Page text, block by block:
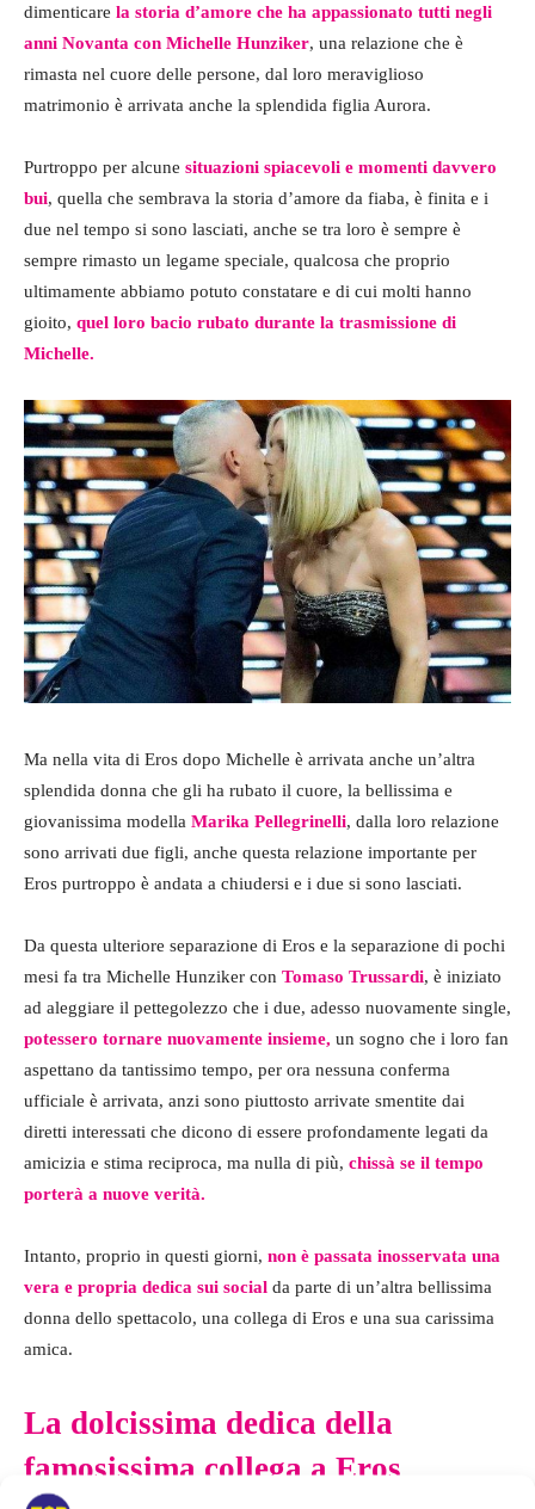
dimenticare la storia d’amore che ha appassionato tutti negli
anni Novanta con Michelle Hunziker, una relazione che è
rimasta nel cuore delle persone, dal loro meraviglioso
matrimonio è arrivata anche la splendida figlia Aurora.
Purtroppo per alcune situazioni spiacevoli e momenti davvero
bui, quella che sembrava la storia d’amore da fiaba, è finita e i
due nel tempo si sono lasciati, anche se tra loro è sempre è
sempre rimasto un legame speciale, qualcosa che proprio
ultimamente abbiamo potuto constatare e di cui molti hanno
gioito, quel loro bacio rubato durante la trasmissione di
Michelle.
Ma nella vita di Eros dopo Michelle è arrivata anche un’altra
splendida donna che gli ha rubato il cuore, la bellissima e
giovanissima modella Marika Pellegrinelli, dalla loro relazione
sono arrivati due figli, anche questa relazione importante per
Eros purtroppo è andata a chiudersi e i due si sono lasciati.
Da questa ulteriore separazione di Eros e la separazione di pochi
mesi fa tra Michelle Hunziker con Tomaso Trussardi, è iniziato
ad aleggiare il pettegolezzo che i due, adesso nuovamente single,
potessero tornare nuovamente insieme, un sogno che i loro fan
aspettano da tantissimo tempo, per ora nessuna conferma
ufficiale è arrivata, anzi sono piuttosto arrivate smentite dai
diretti interessati che dicono di essere profondamente legati da
amicizia e stima reciproca, ma nulla di più, chissà se il tempo
porterà a nuove verità.
Intanto, proprio in questi giorni, non è passata inosservata una
vera e propria dedica sui social da parte di un’altra bellissima
donna dello spettacolo, una collega di Eros e una sua carissima
amica.
La dolcissima dedica della
famosissima collega a Eros